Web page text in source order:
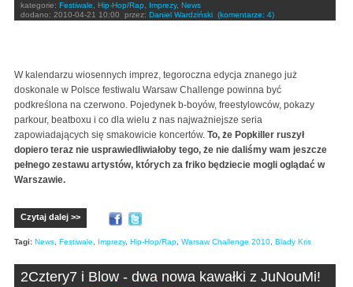
kategorie: Festiwale, Hip-Hop/Rap, Imprezy, News
dodano: 2010-04-21 10:00 przez: Daniel Wardziński (komentarze: 4)
W kalendarzu wiosennych imprez, tegoroczna edycja znanego już
doskonale w Polsce festiwalu Warsaw Challenge powinna być
podkreślona na czerwono. Pojedynek b-boyów, freestylowców, pokazy
parkour, beatboxu i co dla wielu z nas najważniejsze seria
zapowiadających się smakowicie koncertów. To, że Popkiller ruszył
dopiero teraz nie usprawiedliwiałoby tego, że nie daliśmy wam jeszcze
pełnego zestawu artystów, których za friko będziecie mogli oglądać w
Warszawie.
Czytaj dalej >>
Tagi: News, Festiwale, Imprezy, Hip-Hop/Rap, Warsaw Challenge 2010, Blady Kris
2Cztery7 i Blow - dwa nowa kawałki z JuNouMi!